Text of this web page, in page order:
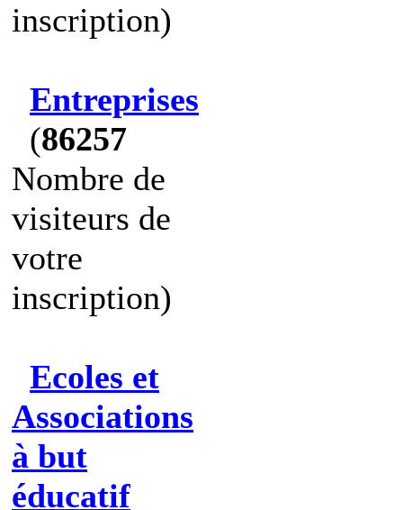
inscription)
Entreprises
(86257
Nombre de
visiteurs de
votre
inscription)
Ecoles et
Associations
à but
éducatif